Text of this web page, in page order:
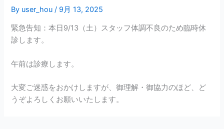
By user_hou/ 9月 13, 2025
緊急告知：本日9/13（土）スタッフ体調不良のため臨時休
診します。
午前は診療します。
大変ご迷惑をおかけしますが、御理解・御協力のほど、ど
うぞよろしくお願いいたします。